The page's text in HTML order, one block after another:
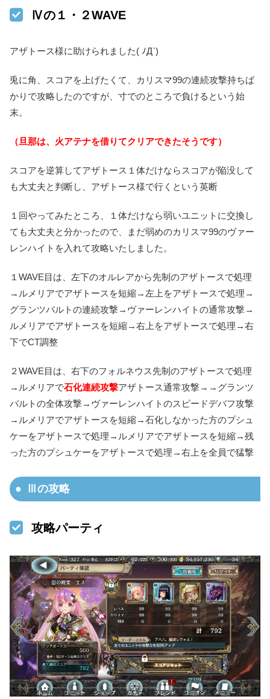
Ⅳの１・２WAVE
アザトース様に助けられました( ﾉД`)
兎に角、スコアを上げたくて、カリスマ99の連続攻撃持ちば
かりで攻略したのですが、寸でのところで負けるという始
末。
（旦那は、火アテナを借りてクリアできたそうです）
スコアを逆算してアザトース１体だけならスコアが陥没して
も大丈夫と判断し、アザトース様で行くという英断
１回やってみたところ、１体だけなら弱いユニットに交換し
ても大丈夫と分かったので、まだ弱めのカリスマ99のヴァー
レンハイトを入れて攻略いたしました。
１WAVE目は、左下のオルレアから先制のアザトースで処理
→ルメリアでアザトースを短縮→左上をアザトースで処理→
グランツバルトの連続攻撃→ヴァーレンハイトの通常攻撃→
ルメリアでアザトースを短縮→右上をアザトースで処理→右
下でCT調整
２WAVE目は、右下のフォルネウス先制のアザトースで処理
→ルメリアで石化連続攻撃アザトース通常攻撃→→グランツ
バルトの全体攻撃→ヴァーレンハイトのスピードデバフ攻撃
→ルメリアでアザトースを短縮→石化しなかった方のプシュ
ケーをアザトースで処理→ルメリアでアザトースを短縮→残
った方のプシュケーをアザトースで処理→右上を全員で猛撃
Ⅲの攻略
攻略パーティ